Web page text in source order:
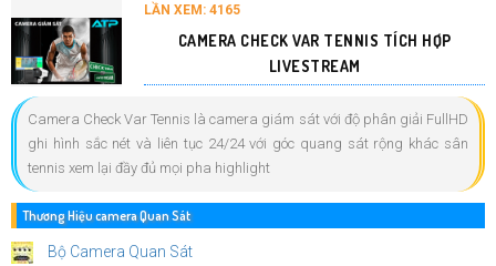
LẦN XEM: 4165
CAMERA CHECK VAR TENNIS TÍCH HỢP
LIVESTREAM
Camera Check Var Tennis là camera giám sát với độ phân giải FullHD
ghi hình sắc nét và liên tục 24/24 với góc quang sát rộng khác sân
tennis xem lại đầy đủ mọi pha highlight
Thương Hiệu camera Quan Sát
Bộ Camera Quan Sát